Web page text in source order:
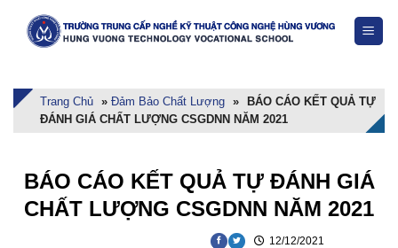
Trang Chủ » Đảm Bảo Chất Lượng »
BÁO CÁO KẾT QUẢ TỰ
ĐÁNH GIÁ CHẤT LƯỢNG CSGDNN NĂM 2021
BÁO CÁO KẾT QUẢ TỰ ĐÁNH GIÁ
CHẤT LƯỢNG CSGDNN NĂM 2021
12/12/2021